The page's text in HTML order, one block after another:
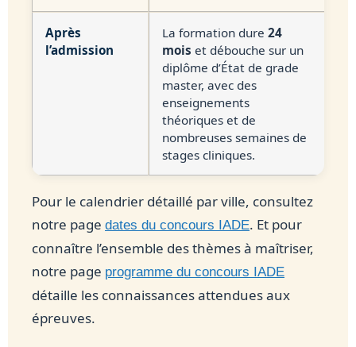
Après
l’admission
La formation dure 24
mois et débouche sur un
diplôme d’État de grade
master, avec des
enseignements
théoriques et de
nombreuses semaines de
stages cliniques.
Pour le calendrier détaillé par ville, consultez
notre page dates du concours IADE. Et pour
connaître l’ensemble des thèmes à maîtriser,
notre page programme du concours IADE
détaille les connaissances attendues aux
épreuves.